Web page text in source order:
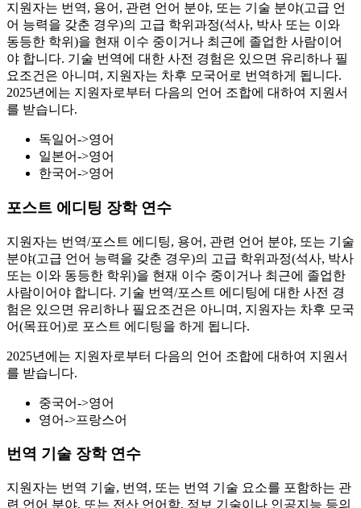
지원자는 번역, 용어, 관련 언어 분야, 또는 기술 분야(고급 언
어 능력을 갖춘 경우)의 고급 학위과정(석사, 박사 또는 이와
동등한 학위)을 현재 이수 중이거나 최근에 졸업한 사람이어
야 합니다. 기술 번역에 대한 사전 경험은 있으면 유리하나 필
요조건은 아니며, 지원자는 차후 모국어로 번역하게 됩니다.
2025년에는 지원자로부터 다음의 언어 조합에 대하여 지원서
를 받습니다.
독일어->영어
일본어->영어
한국어->영어
포스트 에디팅 장학 연수
지원자는 번역/포스트 에디팅, 용어, 관련 언어 분야, 또는 기술
분야(고급 언어 능력을 갖춘 경우)의 고급 학위과정(석사, 박사
또는 이와 동등한 학위)을 현재 이수 중이거나 최근에 졸업한
사람이어야 합니다. 기술 번역/포스트 에디팅에 대한 사전 경
험은 있으면 유리하나 필요조건은 아니며, 지원자는 차후 모국
어(목표어)로 포스트 에디팅을 하게 됩니다.
2025년에는 지원자로부터 다음의 언어 조합에 대하여 지원서
를 받습니다.
중국어->영어
영어->프랑스어
번역 기술 장학 연수
지원자는 번역 기술, 번역, 또는 번역 기술 요소를 포함하는 관
련 언어 분야, 또는 전산 언어학, 정보 기술이나 인공지능 등의